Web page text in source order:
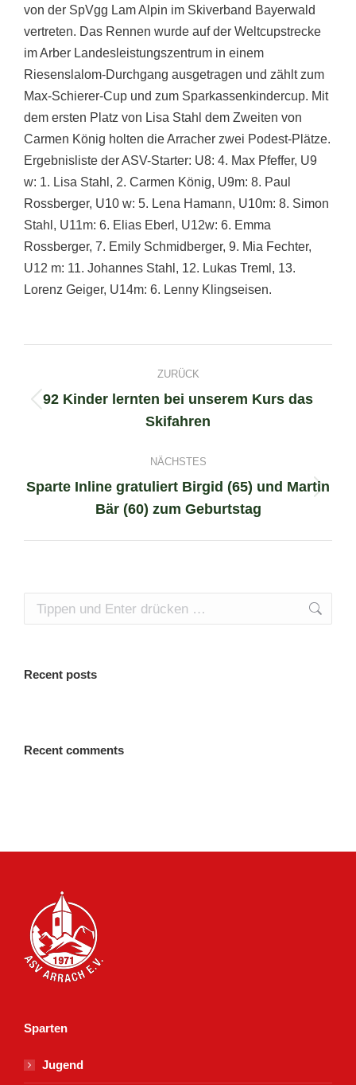
von der SpVgg Lam Alpin im Skiverband Bayerwald
vertreten. Das Rennen wurde auf der Weltcupstrecke
im Arber Landesleistungszentrum in einem
Riesenslalom-Durchgang ausgetragen und zählt zum
Max-Schierer-Cup und zum Sparkassenkindercup. Mit
dem ersten Platz von Lisa Stahl dem Zweiten von
Carmen König holten die Arracher zwei Podest-Plätze.
Ergebnisliste der ASV-Starter: U8: 4. Max Pfeffer, U9
w: 1. Lisa Stahl, 2. Carmen König, U9m: 8. Paul
Rossberger, U10 w: 5. Lena Hamann, U10m: 8. Simon
Stahl, U11m: 6. Elias Eberl, U12w: 6. Emma
Rossberger, 7. Emily Schmidberger, 9. Mia Fechter,
U12 m: 11. Johannes Stahl, 12. Lukas Treml, 13.
Lorenz Geiger, U14m: 6. Lenny Klingseisen.
navigation
ZURÜCK
92 Kinder lernten bei unserem Kurs das
Skifahren
NÄCHSTES
Next
Sparte Inline gratuliert Birgid (65) und Martin
Bär (60) zum Geburtstag
Search:
Recent posts
Recent comments
Sparten
Jugend